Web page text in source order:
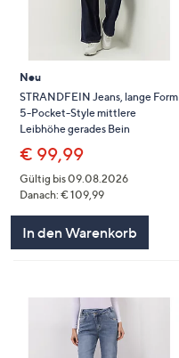
anzuzeigen.
Neu
STRANDFEIN Jeans, lange Form
5-Pocket-Style mittlere
Leibhöhe gerades Bein
€ 99,99
Gültig bis 09.08.2026
Danach: € 109,99
In den Warenkorb